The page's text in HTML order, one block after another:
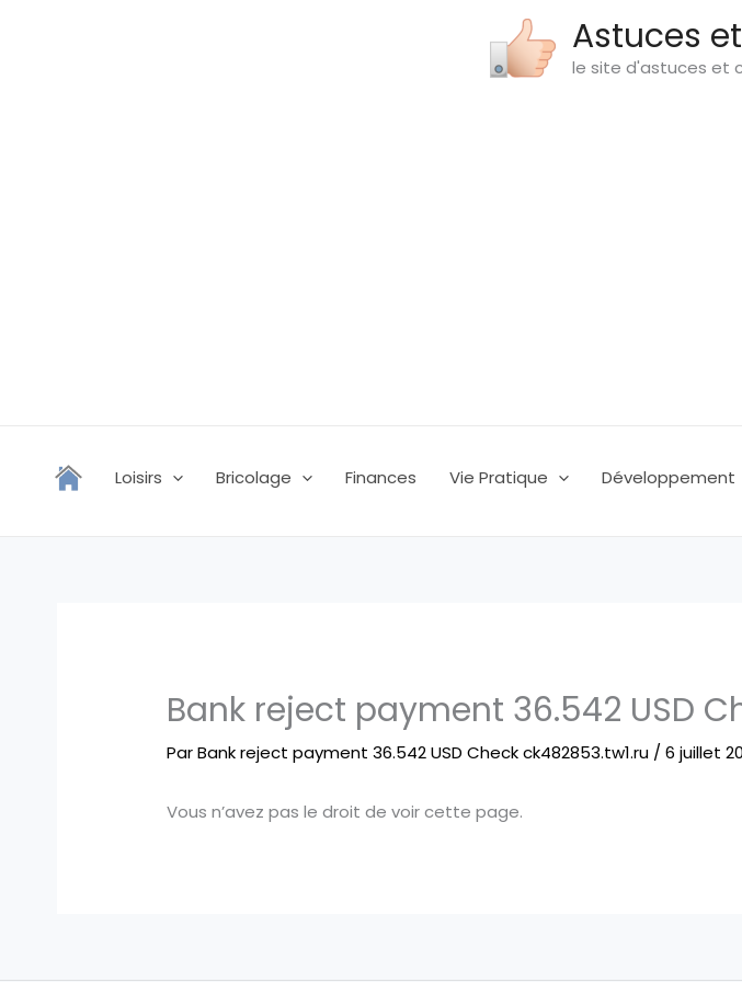
Astuces
le site d'astuces et
Loisirs Bricolage Finances Vie Pratique Développement
Bank reject payment 36.542 USD
ParBank reject payment 36.542 USD Check ck482853.tw1.ru /6 juillet
Vous n’avez pas le droit de voir cette page.